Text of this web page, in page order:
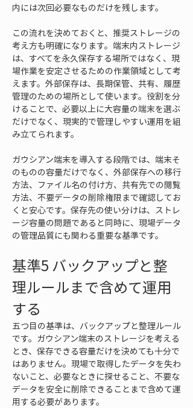
内には次回必要なものだけを残します。
この流れを決めておくと、推奨ストレージの
考え方も明確になります。端末内ストレージ
は、すべてを永久保存する場所ではなく、現
場作業を安定させるための作業領域として考
えます。外部保存は、長期保管、共有、履歴
管理のための場所として使います。役割を分
けることで、必要以上に大容量の端末を選ぶ
だけでなく、現実的で管理しやすい運用を組
み立てられます。
ガウシアン端末を導入する段階では、端末そ
のものの容量だけでなく、外部保存への移行
方法、ファイル名の付け方、共有先での閲覧
方法、不要データの削除権限まで確認してお
くと安心です。保存先の使い分けは、ストレ
ージ容量の問題であると同時に、現場データ
の管理品質にも関わる重要な基準です。
基準5 バックアップと整
理ルールまで含めて運用
する
五つ目の基準は、バックアップと整理ルール
です。ガウシアン端末のストレージを考える
とき、保存できる容量だけを決めても十分で
はありません。現場で取得したデータを失わ
ないこと、必要なときに探せること、不要な
データを安全に削除できることまで含めて運
用する必要があります。